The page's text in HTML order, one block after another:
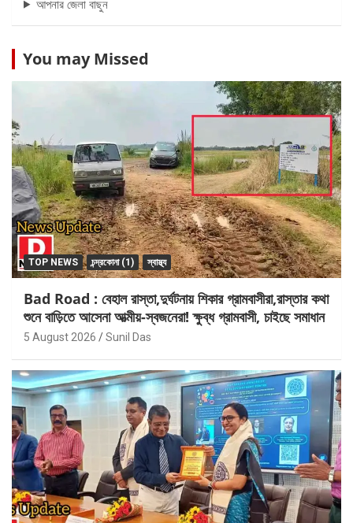
আপনার জেলা বাছুন
You may Missed
TOP NEWS চন্দ্রকোনা (1) স্বাস্থ্য
Bad Road : বেহাল রাস্তা,দুর্ঘটনায় শিকার গ্রামবাসীরা,রাস্তার কথা
শুনে বাড়িতে আসেনা আত্মীয়-স্বজনেরা! ক্ষুব্ধ গ্রামবাসী, চাইছে সমাধান
5 August 2026 Sunil Das